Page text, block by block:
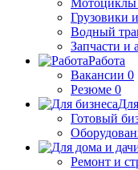
Мотоциклы
Грузовики
Водный
Запчасти и
Работа
Вакансии 0
Резюме 0
Готовый
Ремонт и